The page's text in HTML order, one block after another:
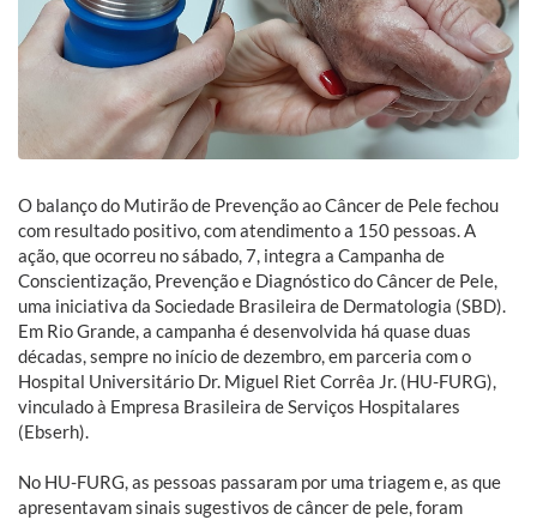
O balanço do Mutirão de Prevenção ao Câncer de Pele fechou
com resultado positivo, com atendimento a 150 pessoas. A
ação, que ocorreu no sábado, 7, integra a Campanha de
Conscientização, Prevenção e Diagnóstico do Câncer de Pele,
uma iniciativa da Sociedade Brasileira de Dermatologia (SBD).
Em Rio Grande, a campanha é desenvolvida há quase duas
décadas, sempre no início de dezembro, em parceria com o
Hospital Universitário Dr. Miguel Riet Corrêa Jr. (HU-FURG),
vinculado à Empresa Brasileira de Serviços Hospitalares
(Ebserh).
No HU-FURG, as pessoas passaram por uma triagem e, as que
apresentavam sinais sugestivos de câncer de pele, foram